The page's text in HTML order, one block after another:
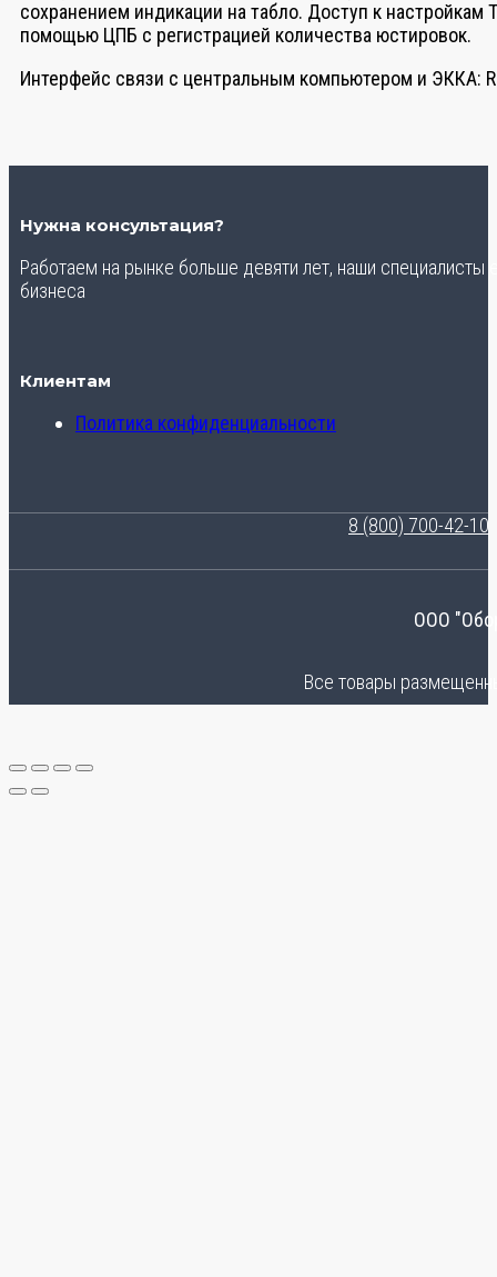
сохранением индикации на табло. Доступ к
помощью ЦПБ с регистрацией количества юстировок.
Интерфейс связи с центральным компьютером и ЭККА:
Нужна консультация?
Работаем на рынке больше девяти лет, наши
бизнеса
Клиентам
Политика конфиденциальности
8 (800) 700-42-10
ООО
Все товары